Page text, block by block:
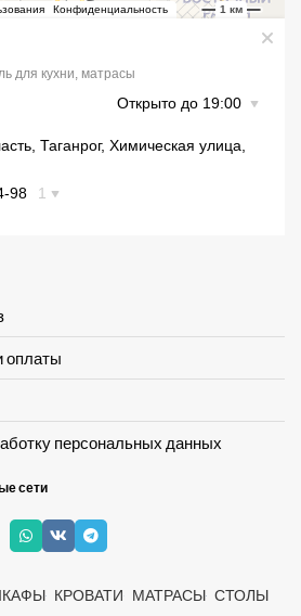
оплаты
персональных данных
сети
КРОВАТИ МАТРАСЫ СТОЛЫ